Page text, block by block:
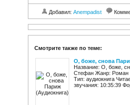
Добавил: Anempadist
Смотрите также по теме:
О, боже, снова
Название: О, боже,
Стефан Жанр: Роман
Тип: аудиокнига
звучания: 10:35:39